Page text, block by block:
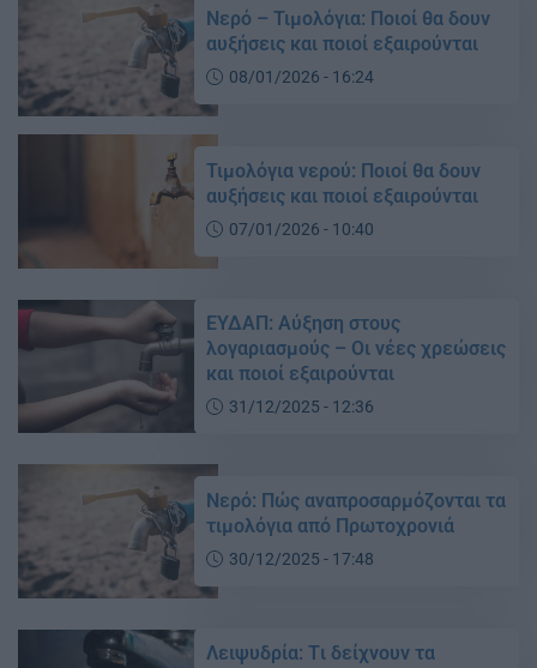
Νερό – Τιμολόγια: Ποιοί θα δουν
αυξήσεις και ποιοί εξαιρούνται
08/01/2026 - 16:24
Τιμολόγια νερού: Ποιοί θα δουν
αυξήσεις και ποιοί εξαιρούνται
07/01/2026 - 10:40
ΕΥΔΑΠ: Αύξηση στους
λογαριασμούς – Oι νέες χρεώσεις
και ποιοί εξαιρούνται
31/12/2025 - 12:36
Νερό: Πώς αναπροσαρμόζονται τα
τιμολόγια από Πρωτοχρονιά
30/12/2025 - 17:48
Λειψυδρία: Tι δείχνουν τα